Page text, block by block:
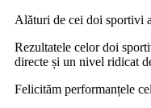
Alături de cei doi sportivi
Rezultatele celor doi
directe și un nivel ridicat
Felicităm performanțele